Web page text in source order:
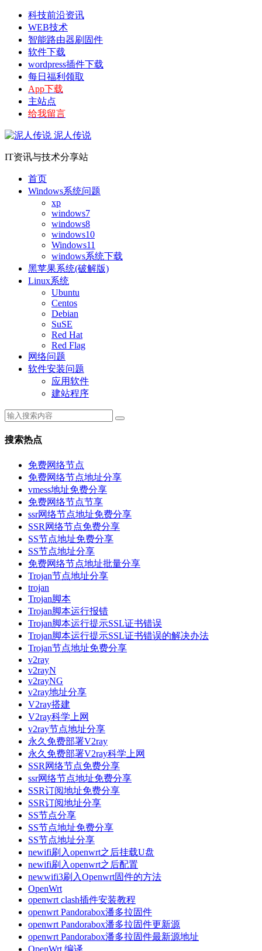
科技前沿资讯
WEB技术
智能路由器刷固件
软件下载
wordpress插件下载
每日福利领取
App下载
主站点
给我留言
泥人传说
IT资讯与技术分享站
首页
Windows系统问题
xp
windows7
windows8
windows10
Windows11
windows系统下载
黑苹果系统(破解版)
Linux系统
Ubuntu
Centos
Debian
SuSE
Red Hat
Red Flag
网络问题
软件安装问题
应用软件
建站程序
搜索热点
免费网络节点
免费网络节点地址分享
vmess地址免费分享
免费网络节点节享
ssr网络节点地址免费分享
SSR网络节点免费分享
SS节点地址免费分享
SS节点地址分享
免费网络节点地址批量分享
Trojan节点地址分享
trojan
Trojan脚本
Trojan脚本运行报错
Trojan脚本运行提示SSL证书错误
Trojan脚本运行提示SSL证书错误的解决办法
Trojan节点地址免费分享
v2ray
v2rayN
v2rayNG
v2ray地址分享
V2ray搭建
V2ray科学上网
v2ray节点地址分享
永久免费部署V2ray
永久免费部署V2ray科学上网
SSR网络节点免费分享
ssr网络节点地址免费分享
SSR订阅地址免费分享
SSR订阅地址分享
SS节点分享
SS节点地址免费分享
SS节点地址分享
newifi刷入openwrt之后挂载U盘
newifi刷入openwrt之后配置
newwifi3刷入Openwrt固件的方法
OpenWrt
openwrt clash插件安装教程
openwrt Pandorabox潘多拉固件
openwrt Pandorabox潘多拉固件更新源
openwrt Pandorabox潘多拉固件最新源地址
OpenWrt 编译